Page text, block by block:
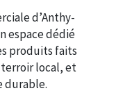
d’Anthy-
espace dédié
produits faits
local, et
durable.